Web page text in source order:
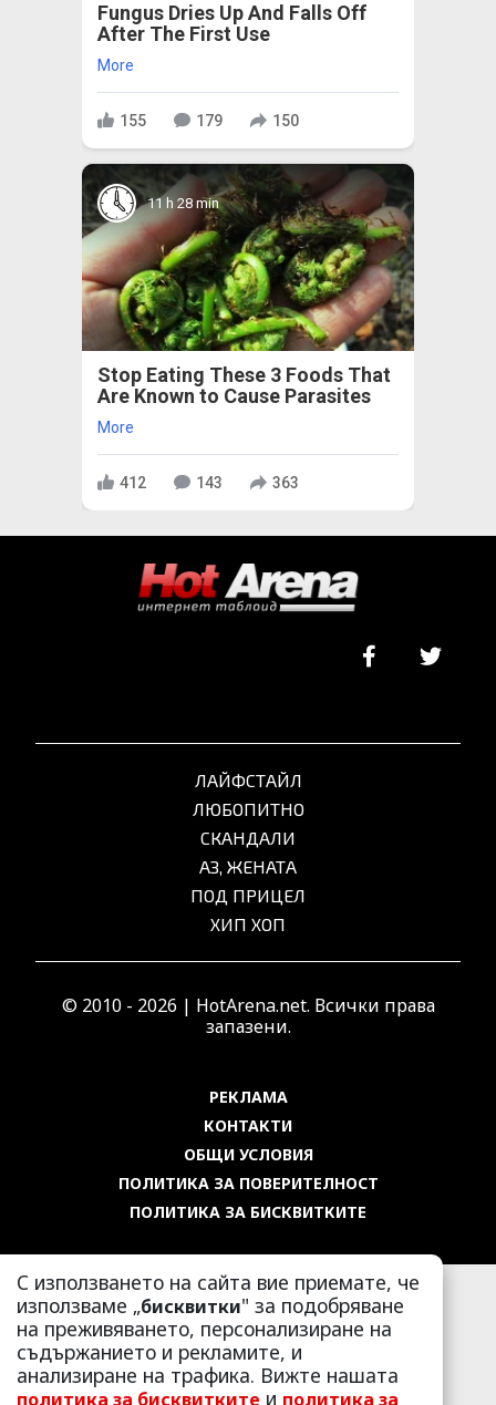
Fungus Dries Up And Falls Off
After The First Use
More
155 179 150
11 h 28 min
Stop Eating These 3 Foods That
Are Known to Cause Parasites
More
412 143 363
С използването на сайта вие приемате, че
използваме „бисквитки" за подобряване
на преживяването, персонализиране на
съдържанието и рекламите, и
анализиране на трафика. Вижте нашата
политика за бисквитките и политика за
ЛАЙФСТАЙЛ
ЛЮБОПИТНО
СКАНДАЛИ
АЗ, ЖЕНАТА
ПОД ПРИЦЕЛ
ХИП ХОП
© 2010 - 2026 | HotArena.net. Всички права
запазени.
РЕКЛАМА
КОНТАКТИ
ОБЩИ УСЛОВИЯ
ПОЛИТИКА ЗА ПОВЕРИТЕЛНОСТ
ПОЛИТИКА ЗА БИСКВИТКИТЕ